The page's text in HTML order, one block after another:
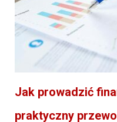
Jak prowadzić
praktyczny